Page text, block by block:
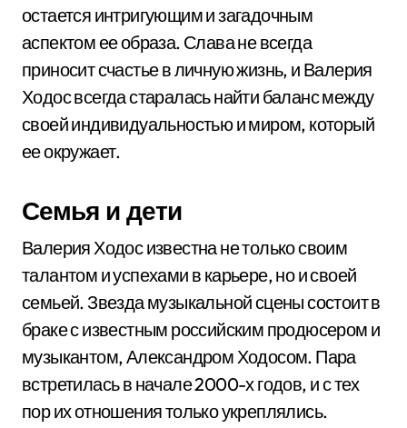
остается интригующим и загадочным
аспектом ее образа. Слава не всегда
приносит счастье в личную жизнь, и Валерия
Ходос всегда старалась найти баланс между
своей индивидуальностью и миром, который
ее окружает.
Семья и дети
Валерия Ходос известна не только своим
талантом и успехами в карьере, но и своей
семьей. Звезда музыкальной сцены состоит в
браке с известным российским продюсером и
музыкантом, Александром Ходосом. Пара
встретилась в начале 2000-х годов, и с тех
пор их отношения только укреплялись.